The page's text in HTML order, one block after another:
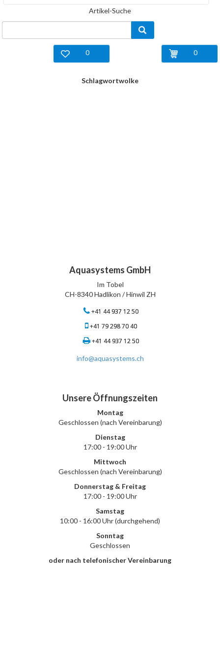
Artikel-Suche
0
0
Schlagwortwolke
Aquasystems GmbH
Im Tobel
CH-8340 Hadlikon / Hinwil ZH
+41 44 937 12 50
+41 79 298 70 40
+41 44 937 12 50
info@aquasystems.ch
Unsere Öffnungszeiten
Montag
Geschlossen (nach Vereinbarung)
Dienstag
17:00 - 19:00 Uhr
Mittwoch
Geschlossen (nach Vereinbarung)
Donnerstag & Freitag
17:00 - 19:00 Uhr
Samstag
10:00 - 16:00 Uhr (durchgehend)
Sonntag
Geschlossen
oder nach telefonischer Vereinbarung